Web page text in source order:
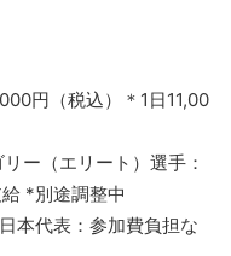
円（税込）＊1日11,00
ー（エリート）選手：
*別途調整中
本代表：参加費負担な